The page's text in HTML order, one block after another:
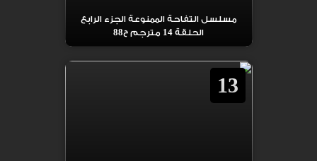
مسلسل التفاحة الممنوعة الجزء الرابع
الحلقة 14 مترجم ح88
13